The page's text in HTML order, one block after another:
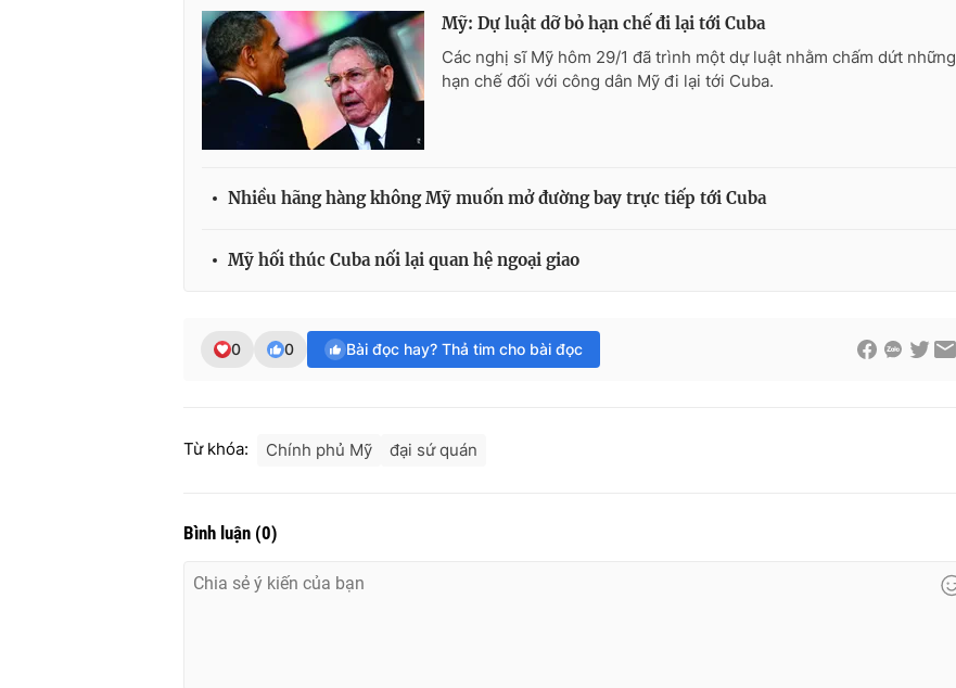
Mỹ: Dự luật dỡ bỏ hạn chế đi lại tới Cuba
Các nghị sĩ Mỹ hôm 29/1 đã trình một dự luật nhằm chấm dứt những
hạn chế đối với công dân Mỹ đi lại tới Cuba.
Nhiều hãng hàng không Mỹ muốn mở đường bay trực tiếp tới Cuba
Mỹ hối thúc Cuba nối lại quan hệ ngoại giao
0 0 Bài đọc hay? Thả tim cho bài đọc
Từ khóa: Chính phủ Mỹ đại sứ quán
Bình luận (0)